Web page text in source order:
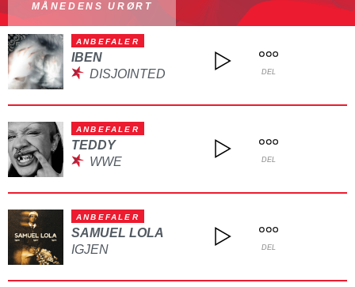
MÅNEDENS URØRT
ANBEFALER
IBEN
DISJOINTED
DEL
ANBEFALER
TEDDY
WWE
DEL
ANBEFALER
SAMUEL LOLA
IGJEN
DEL